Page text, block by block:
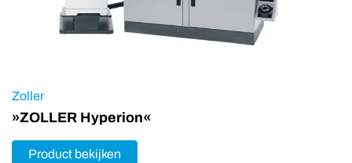
Zoller
»ZOLLER Hyperion«
Product bekijken